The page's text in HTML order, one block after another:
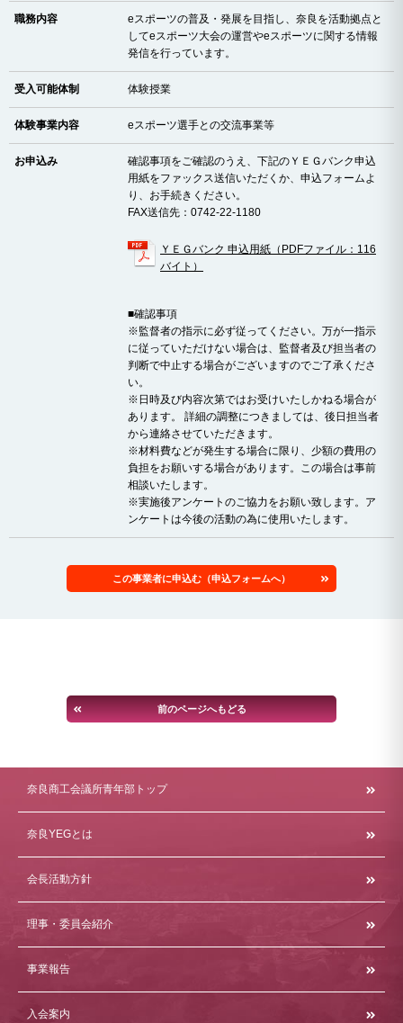
職務内容
eスポーツの普及・発展を目指し、奈良を活動拠点と
してeスポーツ大会の運営やeスポーツに関する情報
発信を行っています。
受入可能体制 体験授業
体験事業内容 eスポーツ選手との交流事業等
お申込み
確認事項をご確認のうえ、下記のＹＥＧバンク申込
用紙をファックス送信いただくか、申込フォームよ
り、お手続きください。
FAX送信先：0742-22-1180
ＹＥＧバンク 申込用紙（PDFファイル：116
バイト）
■確認事項
※監督者の指示に必ず従ってください。万が一指示
に従っていただけない場合は、監督者及び担当者の
判断で中止する場合がございますのでご了承くださ
い。
※日時及び内容次第ではお受けいたしかねる場合が
あります。 詳細の調整につきましては、後日担当者
から連絡させていただきます。
※材料費などが発生する場合に限り、少額の費用の
負担をお願いする場合があります。この場合は事前
相談いたします。
※実施後アンケートのご協力をお願い致します。ア
ンケートは今後の活動の為に使用いたします。
この事業者に申込む（申込フォームへ）
前のページへもどる
奈良商工会議所青年部トップ
奈良YEGとは
会長活動方針
理事・委員会紹介
事業報告
入会案内